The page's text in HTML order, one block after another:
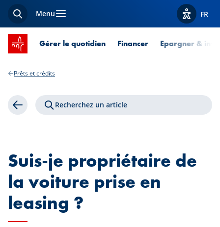
Recherche
Menu Afficher
FR
Accueil SPUERKEESS
Gérer le quotidien Financer Epargner &
Prêts et crédits
Retour Recherchez un article
Suis-je propriétaire de
la voiture prise en
leasing ?